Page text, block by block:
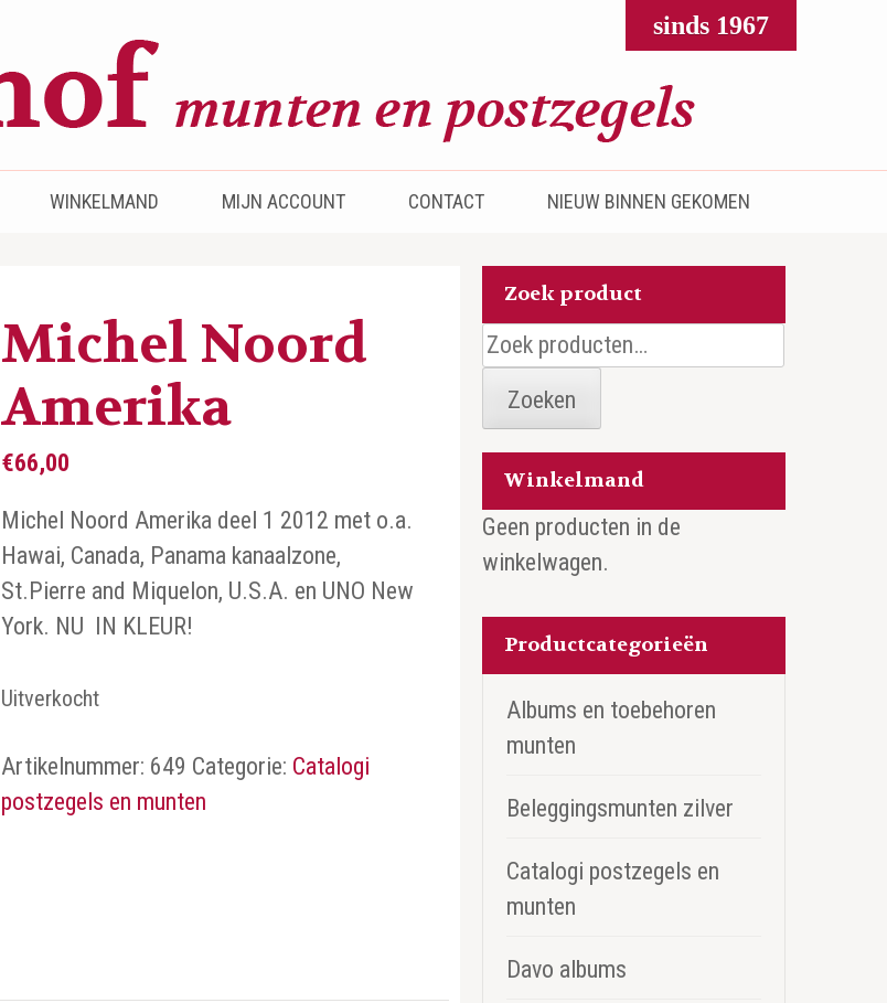
sinds 1967
WINKELMAND MIJN ACCOUNT CONTACT NIEUW BINNEN GEKOMEN
Michel Noord
Amerika
€66,00
Michel Noord Amerika deel 1 2012 met o.a.
Hawai, Canada, Panama kanaalzone,
St.Pierre and Miquelon, U.S.A. en UNO New
York. NU IN KLEUR!
Uitverkocht
Artikelnummer: 649 Categorie: Catalogi
postzegels en munten
Zoek product
Zoeken
naar:
Zoeken
Winkelmand
Geen producten in de
winkelwagen.
Productcategorieën
Albums en toebehoren
munten
Beleggingsmunten zilver
Catalogi postzegels en
munten
Davo albums